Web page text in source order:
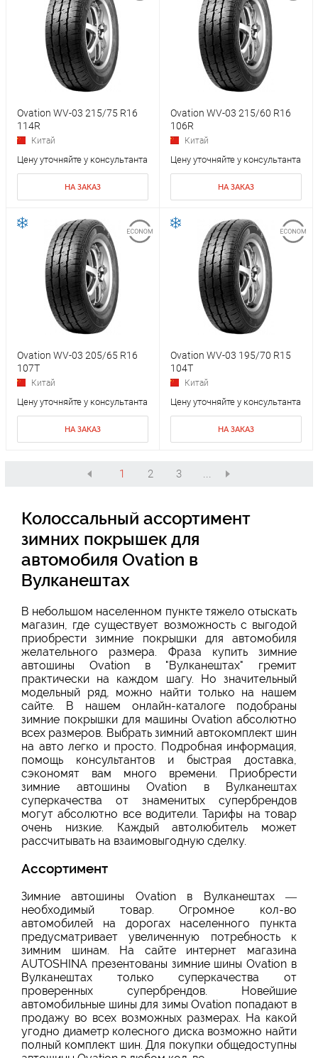
Ovation WV-03 215/75 R16
114R
Китай
Цену уточняйте у консультанта
НА ЗАКАЗ
Ovation WV-03 215/60 R16
106R
Китай
Цену уточняйте у консультанта
НА ЗАКАЗ
Ovation WV-03 205/65 R16
107T
Китай
Цену уточняйте у консультанта
НА ЗАКАЗ
Ovation WV-03 195/70 R15
104T
Китай
Цену уточняйте у консультанта
НА ЗАКАЗ
1 2 3 ...
Колоссальный ассортимент
зимних покрышек для
автомобиля Ovation в
Вулканештах
В небольшом населенном пункте тяжело отыскать
магазин, где существует возможность с выгодой
приобрести зимние покрышки для автомобиля
желательного размера. Фраза купить зимние
автошины Ovation в "Вулканештах" гремит
практически на каждом шагу. Но значительный
модельный ряд, можно найти только на нашем
сайте. В нашем онлайн-каталоге подобраны
зимние покрышки для машины Ovation абсолютно
всех размеров. Выбрать зимний автокомплект шин
на авто легко и просто. Подробная информация,
помощь консультантов и быстрая доставка,
сэкономят вам много времени. Приобрести
зимние автошины Ovation в Вулканештах
суперкачества от знаменитых супербрендов
могут абсолютно все водители. Тарифы на товар
очень низкие. Каждый автолюбитель может
рассчитывать на взаимовыгодную сделку.
Ассортимент
Зимние автошины Ovation в Вулканештах —
необходимый товар. Огромное кол-во
автомобилей на дорогах населенного пункта
предусматривает увеличенную потребность к
зимним шинам. На сайте интернет магазина
AUTOSHINA презентованы зимние шины Ovation в
Вулканештах только суперкачества от
проверенных супербрендов. Новейшие
автомобильные шины для зимы Ovation попадают в
продажу во всех возможных размерах. На какой
угодно диаметр колесного диска возможно найти
полный комплект шин. Для покупки общедоступны